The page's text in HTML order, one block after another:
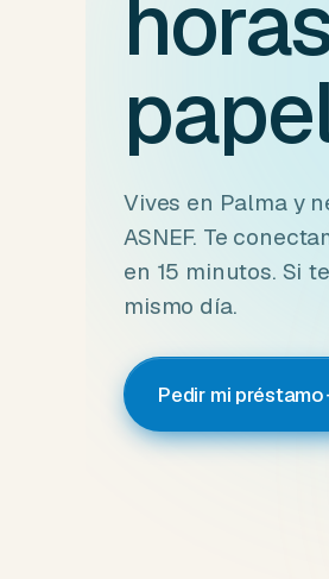
Vives en Palma y
ASNEF. Te
en 15 minutos. Si
mismo día.
Pedir mi préstamo